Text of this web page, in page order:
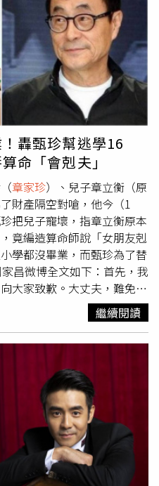
、公商局都能通行無阻，讓
她又換了
司合法申計報告上萬筆帳
的紀錄，與她何關？這種無
強盜清點搶回來的藏貨，發
跟失主追討。有天理嗎？也
斷章取義，我們要透過司
過，台商一些怨言，但我
過程中 地方政府不經查
。8.晚年回到家鄉，為鄉親
力，破壞國家的聲譽。這次
是法治國家，司法是公義
有證人當面對質，就一目瞭
華泉，才開了一庭就撤告
強調，他不接受撤告，為了
。
轟甄珍幫逃學16
命「會剋夫」
章家珍）、兒子章立衡（原
財產隔空對嗆，他今（1
把兒子寵壞，指章立衡原本
竟編造算命師說「女朋友剋
學都沒畢業，而甄珍為了替
昌微博全文如下：首先，我
大家致歉。大丈夫，難免妻
到今天。人總不能含冤而
要知廉恥，光靠謊言，是洗
孩子出世，是希望，培養他
學，去香港求邵逸夫先生幫
學。在酒店等了兩個多月，
學。沒多久再回香港，得知
。我怎麽向邵先生交待？趕
人進了古北小學。一次非假
常生氣問他為什麼不上學？
感冒，到上海又被上海學校
國。剛回去，市政府找上
繼續閱讀